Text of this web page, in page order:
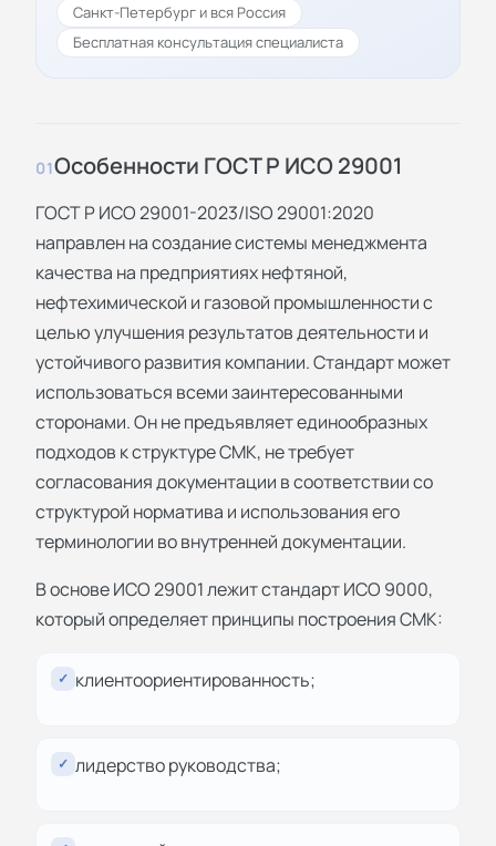
Санкт-Петербург и вся Россия
Бесплатная консультация специалиста
01Особенности ГОСТ Р ИСО 29001
ГОСТ Р ИСО 29001-2023/ISO 29001:2020
направлен на создание системы менеджмента
качества на предприятиях нефтяной,
нефтехимической и газовой промышленности с
целью улучшения результатов деятельности и
устойчивого развития компании. Стандарт может
использоваться всеми заинтересованными
сторонами. Он не предъявляет единообразных
подходов к структуре СМК, не требует
согласования документации в соответствии со
структурой норматива и использования его
терминологии во внутренней документации.
В основе ИСО 29001 лежит стандарт ИСО 9000,
который определяет принципы построения СМК:
✓ клиентоориентированность;
✓ лидерство руководства;